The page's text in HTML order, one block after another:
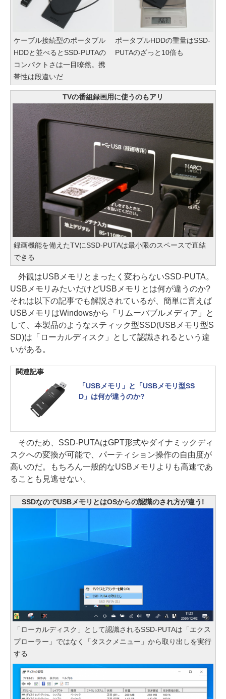
ケーブル接続型のポータブル
HDDと並べるとSSD-PUTAの
コンパクトさは一目瞭然。携
帯性は段違いだ
ポータブルHDDの重量はSSD-
PUTAのざっと10倍も
TVの番組録画用に使うのもアリ
録画機能を備えたTVにSSD-PUTAは最小限のスペースで直結
できる
外観はUSBメモリとまったく変わらないSSD-PUTA。
USBメモリみたいだけどUSBメモリとは何が違うのか?
それは以下の記事でも解説されているが、簡単に言えば
USBメモリはWindowsから「リムーバブルメディア」と
して、本製品のようなスティック型SSD(USBメモリ型S
SD)は「ローカルディスク」として認識されるという違
いがある。
関連記事
「USBメモリ」と「USBメモリ型SS
D」は何が違うのか?
そのため、SSD-PUTAはGPT形式やダイナミックディ
スクへの変換が可能で、パーティション操作の自由度が
高いのだ。もちろん一般的なUSBメモリよりも高速であ
ることも見逃せない。
SSDなのでUSBメモリとはOSからの認識のされ方が違う!
「ローカルディスク」として認識されるSSD-PUTAは「エクス
プローラー」ではなく「タスクメニュー」から取り出しを実行
する